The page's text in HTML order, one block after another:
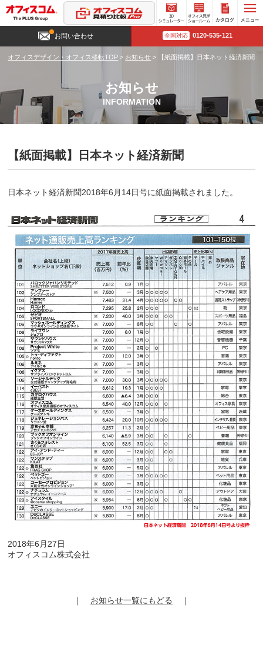
3D
シミュ
ー
オフィ
ス見学
ルーム
お問い合わせ 全国対応 0120-535-121
オフィスデザイン・オフィス移転TOP > お知らせ > 【紙面掲載】日本ネット経済新聞
お知らせ
INFORMATION
【紙面掲載】日本ネット経済新聞
日本ネット経済新聞2018年6月14日号に紙面掲載されました。
2018年6月27日
オフィスコム株式会社
｜ お知らせ一覧にもどる ｜